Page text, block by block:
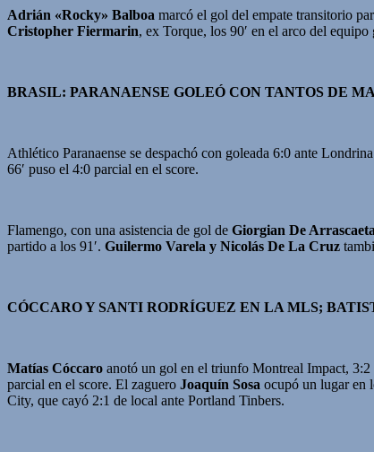
Adrián «Rocky» Balboa marcó el gol del empate transitorio
Cristopher Fiermarin, ex Torque, los 90′ en el arco del equipo
BRASIL: PARANAENSE GOLEÓ CON TANTOS DE
Athlético Paranaense se despachó con goleada 6:0 ante
66′ puso el 4:0 parcial en el score.
Flamengo, con una asistencia de gol de Giorgian De Arrascaeta
partido a los 91′. Guilermo Varela y Nicolás De La Cruz
CÓCCARO Y SANTI RODRÍGUEZ EN LA MLS;
Matías Cóccaro anotó un gol en el triunfo Montreal Impact,
parcial en el score. El zaguero Joaquín Sosa ocupó un lugar en
City, que cayó 2:1 de local ante Portland Tinbers.